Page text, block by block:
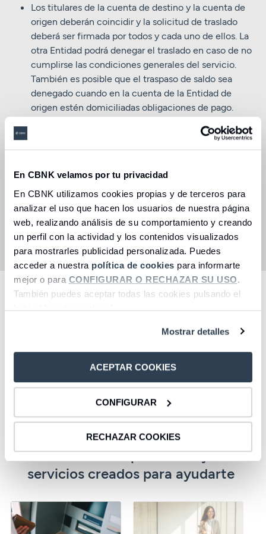
En CBNK velamos por tu privacidad
En CBNK utilizamos cookies propias y de terceros para
analizar el uso que hacen los usuarios de nuestra página
web, realizando análisis de su comportamiento y creando
un perfil con la actividad y los contenidos visualizados
para mostrarles publicidad personalizada. Puedes
acceder a nuestra política de cookies para informarte
mejor o para CONFIGURAR O RECHAZAR SU USO.
También puedes aceptar todas las cookies pulsando el
botón “Aceptar cookies”.
Mostrar detalles
ACEPTAR COOKIES
CONFIGURAR
RECHAZAR COOKIES
Los titulares de la cuenta de destino y la cuenta de
origen deberán coincidir y la solicitud de traslado
deberá ser firmada por todos y cada uno de ellos. La
otra Entidad podrá denegar el traslado en caso de no
cumplirse las condiciones generales del servicio.
También es posible que el traspaso de saldo sea
denegado cuando en la cuenta de la Entidad de
origen estén domiciliadas obligaciones de pago.
traslado, por ejemplo, transferencias, están sujetas a
las condiciones de tarifas y comisiones que la
Deberás mantener un saldo suficiente en tu antigua
cuenta hasta que el traslado haya sido completado y
en tu nueva cuenta para hacer frente a los nuevos
pagos.
Servicio gratuito, sin coste ni comisiones.
alguna duda llámanos al 900 107 411.
Descubre otros productos y
servicios creados para ayudarte